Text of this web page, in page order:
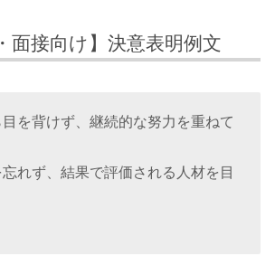
面接向け】決意表明例文
を背けず、継続的な努力を重ねて
れず、結果で評価される人材を目